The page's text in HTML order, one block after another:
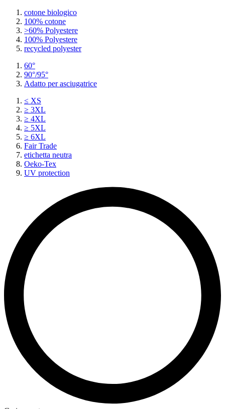
cotone biologico
100% cotone
>60% Polyestere
100% Polyestere
recycled polyester
60°
90°/95°
Adatto per asciugatrice
≤ XS
≥ 3XL
≥ 4XL
≥ 5XL
≥ 6XL
Fair Trade
etichetta neutra
Oeko-Tex
UV protection